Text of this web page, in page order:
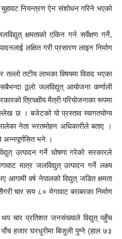
चुहावट नियन्त्रण ऐन संशोधन गरिने भएको
क्षमताको एकिन गर्न सर्वेक्षण गर्ने,
लक्षित गरी प्रसारण लाइन निर्माण
तल्लो तटीय लाभका विषयमा विवाद भएका
ठूलो जलविद्युत् आयोजना कर्णाली
त्रिपक्षीय मैत्री परियोजनाका रूपमा
छ । बजेटको यो प्रस्ताव स्वागतयोग्य
नेता भरतमोहन अधिकारीले बताए ।
अन्नपूर्णसित भने ।
उत्पादन गर्ने घोषणा गरेको सरकारले
मात्र जलविद्युत् उत्पादन गर्ने लक्ष्य
वर्ष नेपालको विद्युत् जडित क्षमता
चार सय ८० मेगावाट बराबरका निर्माण
थप चार प्रतिशत जनसंख्याले विद्युत् पहुँच
हजार घरधुरीमा बिजुली पुग्ने (हाल ७३